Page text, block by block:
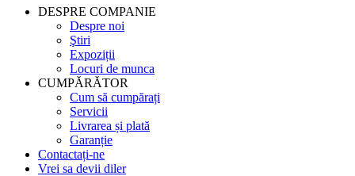
DIN LEMN DE ARIN
LICHIDARE DE STOC
TOATE USILE
UȘI
ÎNCHUETORI
LIMITATOARE
MINERE PENTRU UȘI
SISTEM DE GLISARE
PANOURI PENTRU PEREȚI
DESPRE COMPANIE
Despre noi
Ştiri
Expoziții
Locuri de munca
CUMPĂRĂTOR
Cum să cumpărați
Servicii
Livrarea și plată
Garanție
Contactați-ne
Vrei sa devii diler